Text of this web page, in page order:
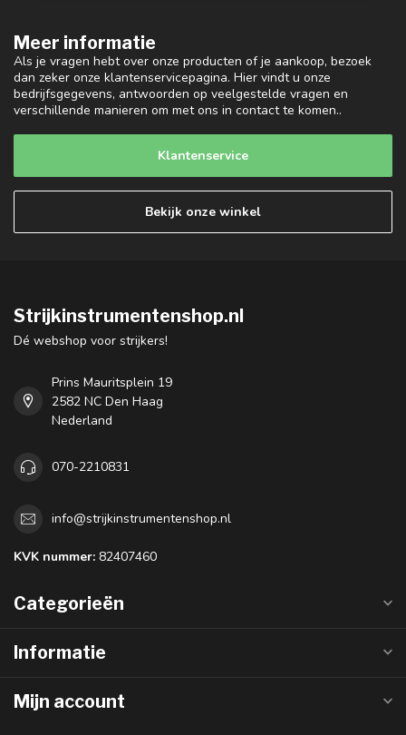
Meer informatie
Als je vragen hebt over onze producten of je aankoop, bezoek
dan zeker onze klantenservicepagina. Hier vindt u onze
bedrijfsgegevens, antwoorden op veelgestelde vragen en
verschillende manieren om met ons in contact te komen..
Klantenservice
Bekijk onze winkel
Strijkinstrumentenshop.nl
Dé webshop voor strijkers!
Prins Mauritsplein 19
2582 NC Den Haag
Nederland
070-2210831
info@strijkinstrumentenshop.nl
KVK nummer: 82407460
Categorieën
Informatie
Mijn account